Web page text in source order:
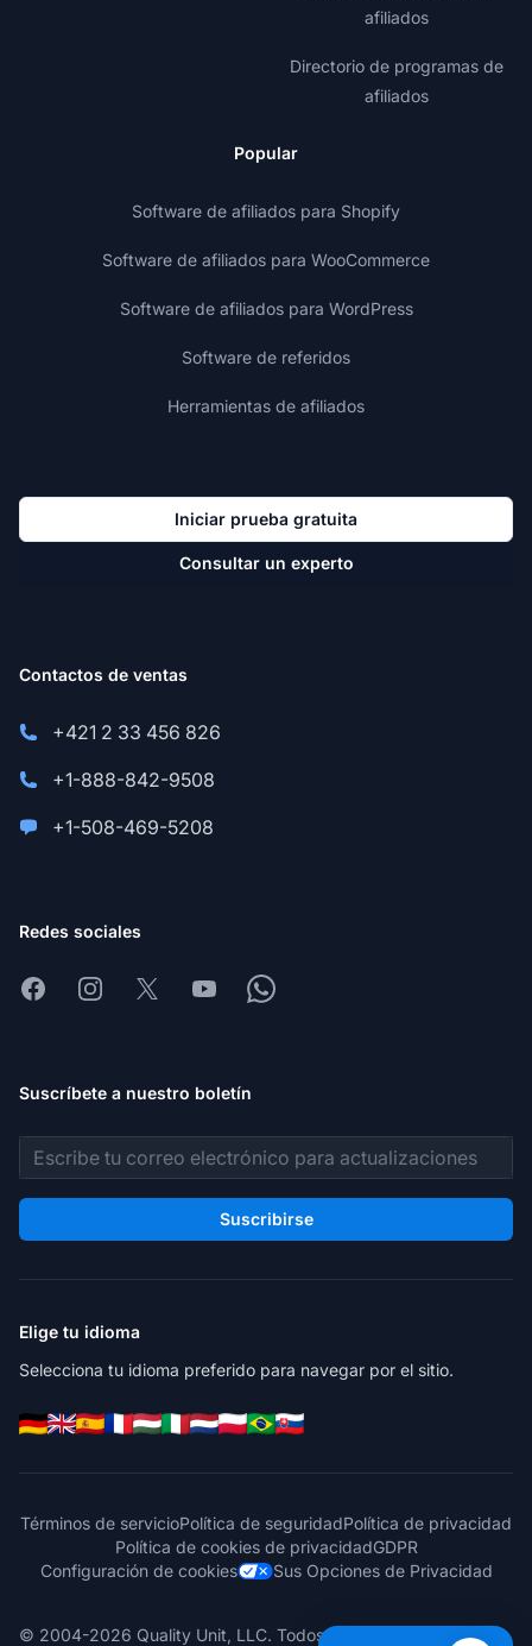
afiliados
Directorio de programas de
afiliados
Popular
Software de afiliados para Shopify
Software de afiliados para WooCommerce
Software de afiliados para WordPress
Software de referidos
Herramientas de afiliados
Iniciar prueba gratuita
Consultar un experto
Contactos de ventas
+421 2 33 456 826
+1-888-842-9508
+1-508-469-5208
Redes sociales
FacebookInstagram
X YoutubeWhatsapp
Suscríbete a nuestro boletín
Dirección de correo electrónico
Suscribirse
Elige tu idioma
Selecciona tu idioma preferido para navegar por el sitio.
Términos de servicioPolítica de seguridadPolítica de privacidad
Política de cookies de privacidadGDPR
Configuración de cookies
Sus Opciones de Privacidad
© 2004-2026 Quality Unit, LLC. Todos los derechos